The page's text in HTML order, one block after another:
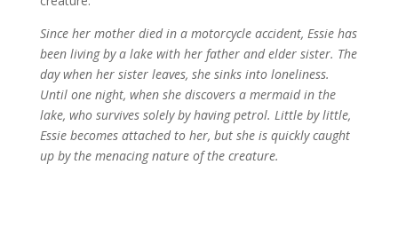
Since her mother died in a motorcycle accident, Essie has
been living by a lake with her father and elder sister. The
day when her sister leaves, she sinks into loneliness.
Until one night, when she discovers a mermaid in the
lake, who survives solely by having petrol. Little by little,
Essie becomes attached to her, but she is quickly caught
up by the menacing nature of the creature.